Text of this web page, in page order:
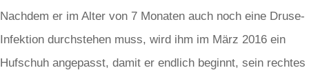
Nachdem er im Alter von 7 Monaten auch noch eine Druse-
Infektion durchstehen muss, wird ihm im März 2016 ein
Hufschuh angepasst, damit er endlich beginnt, sein rechtes